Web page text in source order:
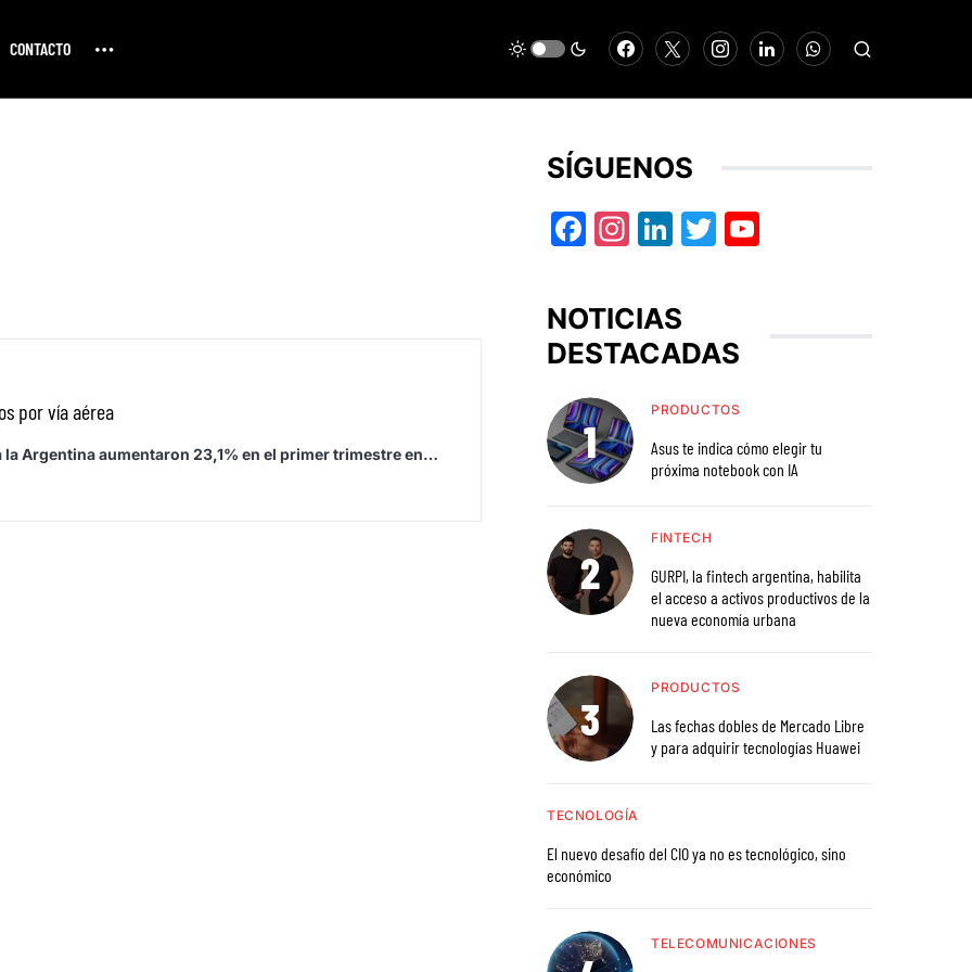
CONTACTO
por vía aérea
Argentina aumentaron 23,1% en el primer trimestre en…
SÍGUENOS
Facebook
Instagram
LinkedIn
Twitter
NOTICIAS
DESTACADAS
PRODUCTOS
Asus te indica cómo elegir tu
próxima notebook con IA
FINTECH
GURPI, la fintech argentina, habilita
el acceso a activos productivos de la
nueva economía urbana
PRODUCTOS
Las fechas dobles de Mercado Libre
y para adquirir tecnologías Huawei
TECNOLOGÍA
El nuevo desafío del CIO ya no es tecnológico, sino
económico
TELECOMUNICACIONES